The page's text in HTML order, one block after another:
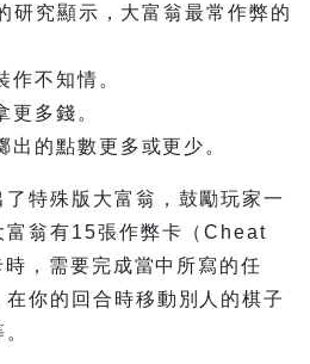
究顯示，大富翁最常作弊的
作不知情。
更多錢。
的點數更多或更少。
特殊版大富翁，鼓勵玩家一
富翁有15張作弊卡（Cheat
，需要完成當中所寫的任
你的回合時移動別人的棋子